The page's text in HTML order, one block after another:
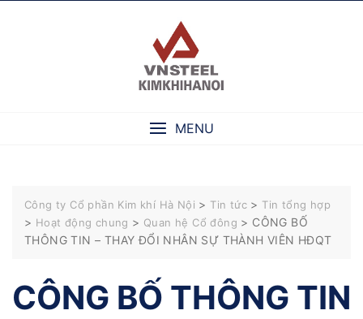
MENU
Công ty Cổ phần Kim khí Hà Nội > Tin tức > Tin tổng hợp
> Hoạt động chung > Quan hệ Cổ đông > CÔNG BỐ
THÔNG TIN – THAY ĐỔI NHÂN SỰ THÀNH VIÊN HĐQT
CÔNG BỐ THÔNG TIN